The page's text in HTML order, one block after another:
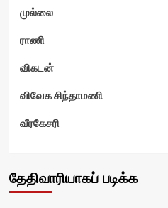
முல்லை
ராணி
விகடன்
விவேக சிந்தாமணி
வீரகேசரி
தேதிவாரியாகப் படிக்க